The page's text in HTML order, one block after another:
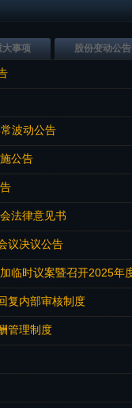
大事项 股份变动公告
波动公告
公告
法律意见书
议决议公告
临时议案暨召开2025年
复内部审核制度
管理制度